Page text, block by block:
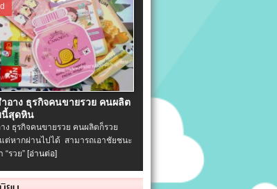
าอาง ธุรกิจคนขายรวย คนผลิต
นี้สุดหิน
ง ธุรกิจคนขายรวย คนผลิตก็รวย
ต่หากผ่านไปได้ สามารถเอาชัยชนะ
รวย” [อ่านต่อ]